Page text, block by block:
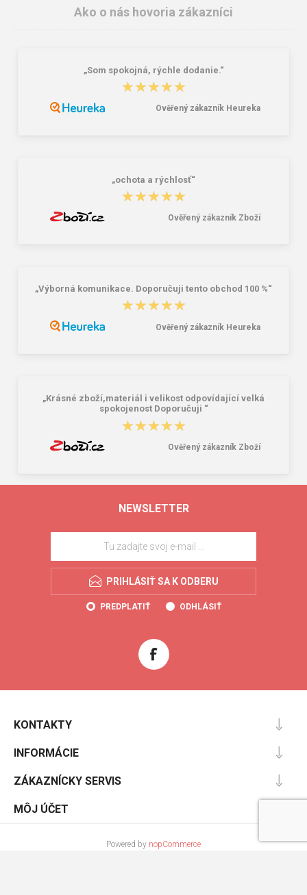
Ako o nás hovoria zákazníci
„Som spokojná, rýchle dodanie.“
★★★★★
★★★★★
Ověřený zákazník Heureka
„ochota a rýchlosť“
★★★★★
★★★★★
Ověřený zákazník Zboží
„Výborná komunikace. Doporučuji tento obchod 100 %“
★★★★★
★★★★★
Ověřený zákazník Heureka
„Krásné zboží,materiál i velikost odpovídající velká
spokojenost Doporučuji “
★★★★★
★★★★★
Ověřený zákazník Zboží
NEWSLETTER
PRIHLÁSIŤ SA K ODBERU
PREDPLATIŤ ODHLÁSIŤ
KONTAKTY
INFORMÁCIE
ZÁKAZNÍCKY SERVIS
MÔJ ÚČET
Powered by nopCommerce